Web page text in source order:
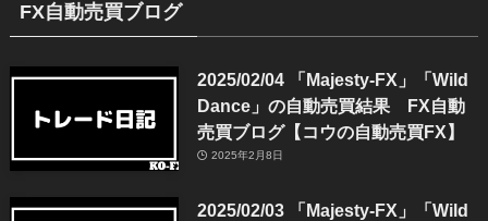
FX自動売買ブログ
2025/02/04 「Majesty-FX」「Wild
Dance」の自動売買結果 FX自動
売買ブログ【コウの自動売買FX】
2025年2月8日
2025/02/03 「Majesty-FX」「Wild